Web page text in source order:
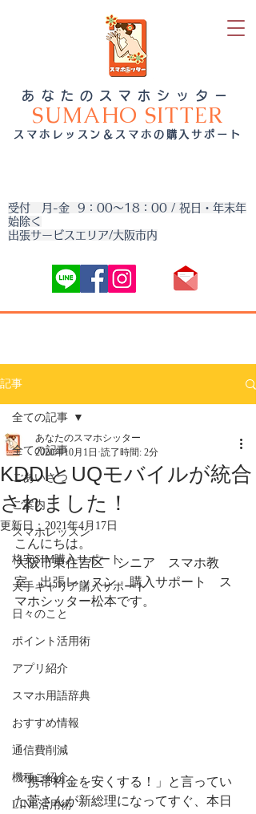
あなたのスマホシッター
SUMAHO SITTER
スマホレッスン＆スマホの購入サポート
受付 月-金 9：00～18：00 / 祝日・年末年
始除く
出張サービスエリア/大阪市内
記事
全ての記事
ごあいさつ
ご案内
スマホレッスン
格安SIM購入サポート
大手キャリア購入サポート
日々のこと
ポイント活用術
アプリ紹介
スマホ用語辞典
おすすめ情報
通信費削減
機種ご紹介
LINE活用術
全ての記事
KDDIとUQモバイルが統合
されました！
あなたのスマホシッター
2020年10月1日 読了時間: 2分
更新日： 2021年4月17日
こんにちは。
大阪市東住吉区　シニア　スマホ教
室　出張レッスン　購入サポート　ス
マホシッター松本です。
「携帯料金を安くする！」と言ってい
た菅さんが新総理になってすぐ、本日